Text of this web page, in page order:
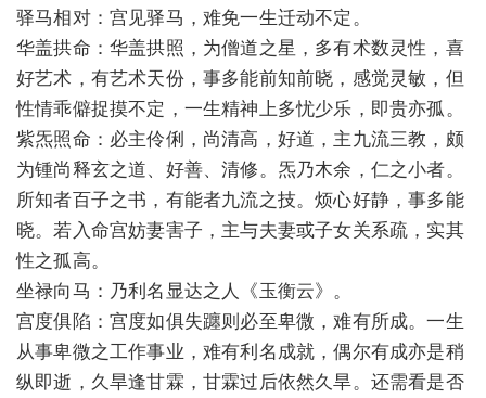
驿马相对：宫见驿马，难免一生迁动不定。
华盖拱命：华盖拱照，为僧道之星，多有术数灵性，喜
好艺术，有艺术天份，事多能前知前晓，感觉灵敏，但
性情乖僻捉摸不定，一生精神上多忧少乐，即贵亦孤。
紫炁照命：必主伶俐，尚清高，好道，主九流三教，颇
为锺尚释玄之道、好善、清修。炁乃木余，仁之小者。
所知者百子之书，有能者九流之技。烦心好静，事多能
晓。若入命宫妨妻害子，主与夫妻或子女关系疏，实其
性之孤高。
坐禄向马：乃利名显达之人《玉衡云》。
宫度俱陷：宫度如俱失躔则必至卑微，难有所成。一生
从事卑微之工作事业，难有利名成就，偶尔有成亦是稍
纵即逝，久旱逢甘霖，甘霖过后依然久旱。还需看是否